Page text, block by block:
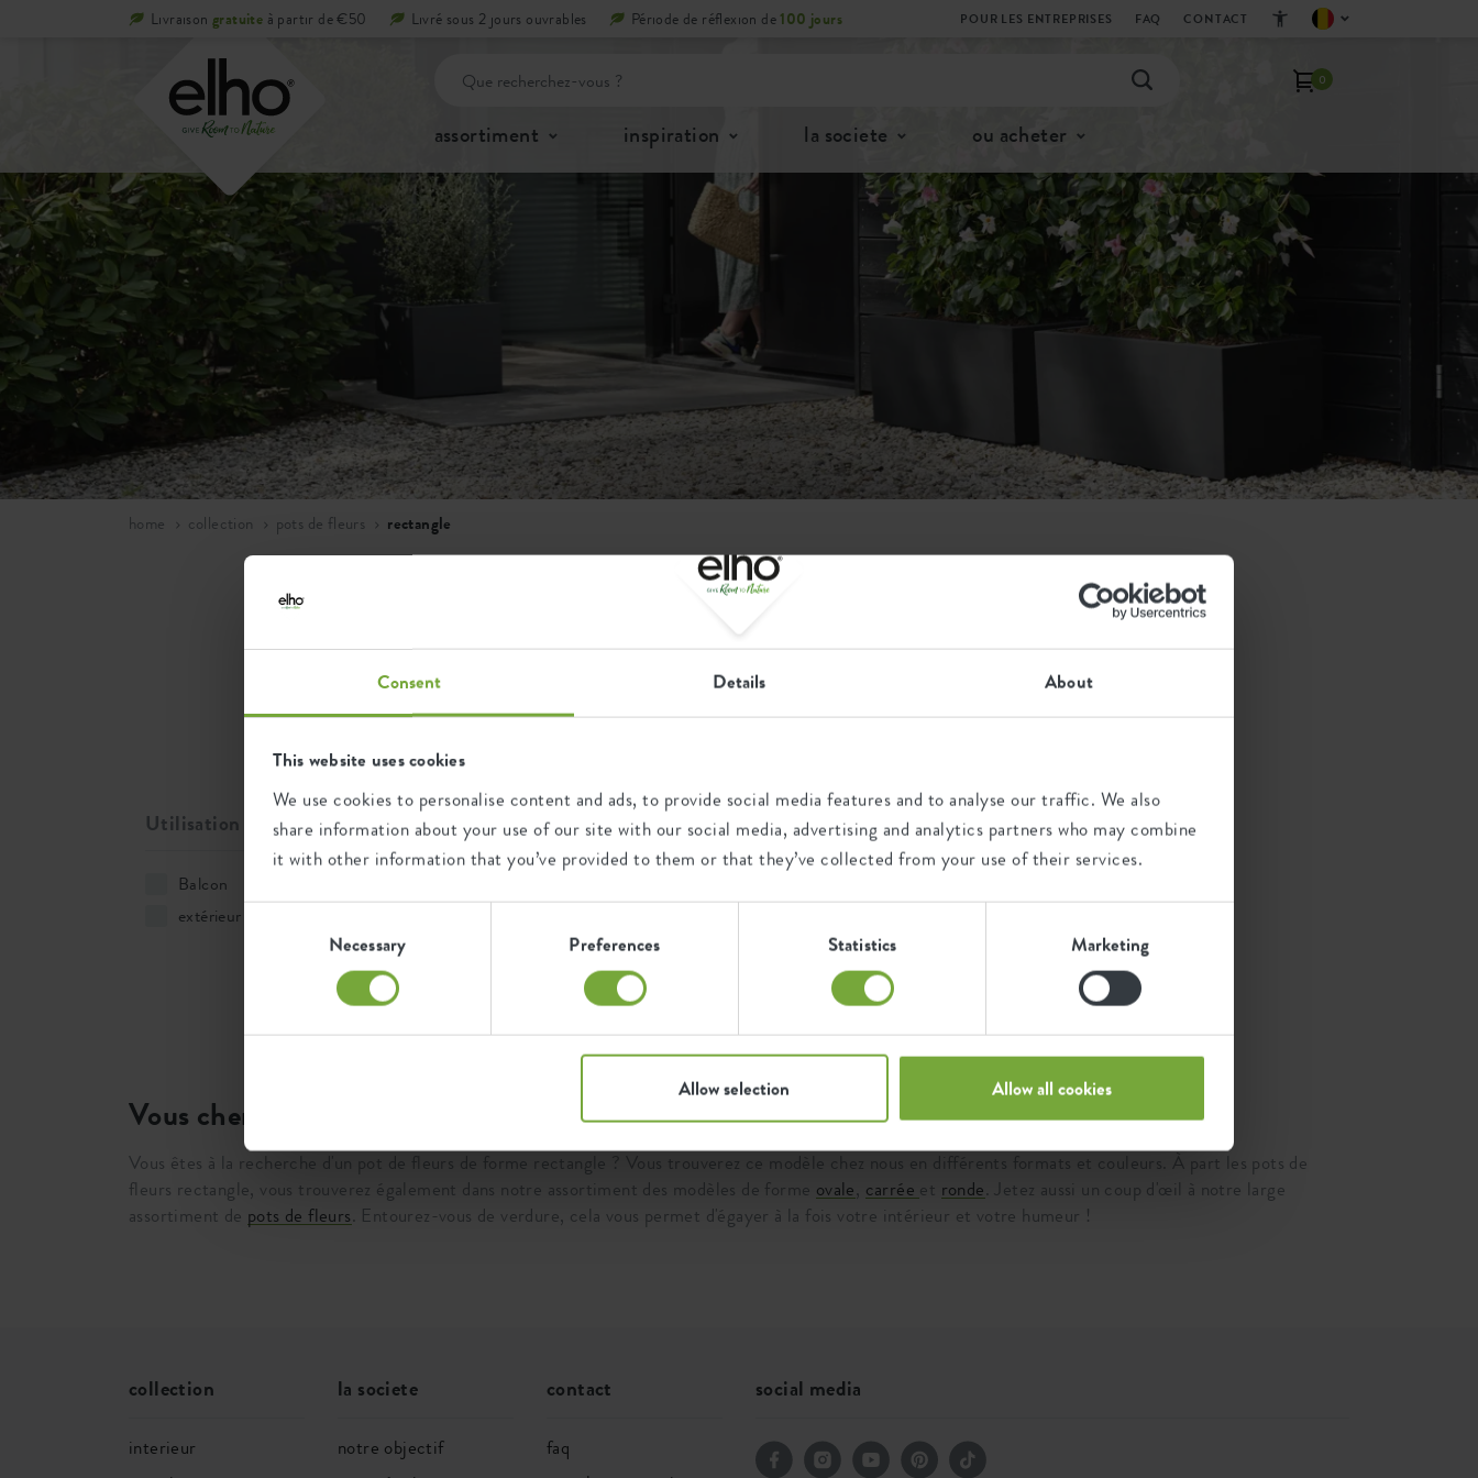
Consent Details About
This website uses cookies
We use cookies to personalise content and ads, to provide social media features and to analyse our traffic. We also
share information about your use of our site with our social media, advertising and analytics partners who may combine
it with other information that you’ve provided to them or that they’ve collected from your use of their services.
Necessary Preferences Statistics Marketing
Allow selection Allow all cookies
Livraison gratuite à partir de €50 Livré sous 2 jours ouvrables Période de réflexion de100 jours POUR LES ENTREPRISES FAQ CONTACT
0
assortiment inspiration la societe ou acheter
home collection pots de fleurs rectangle
Pots rectangulaires pour fleurs
Vous pouvez facilement installer un pot de fleur rectangle dans votre jardin ou sur le
rebord de l'une de vos fenêtres. Vous en trouverez différents modèles sur cette page !
Utilisation du produit
Balcon
extérieur
Vous cherchez un pot de fleurs de forme rectangle?
Vous êtes à la recherche d'un pot de fleurs de forme rectangle ? Vous trouverez ce modèle chez nous en différents formats et couleurs. À part les pots de
fleurs rectangle, vous trouverez également dans notre assortiment des modèles de forme ovale, carrée et ronde . Jetez aussi un coup d'œil à notre large
assortiment de pots de fleurs. Entourez-vous de verdure, cela vous permet d'égayer à la fois votre intérieur et votre humeur !
collection
interieur
la societe
notre objectif
contact
faq
social media